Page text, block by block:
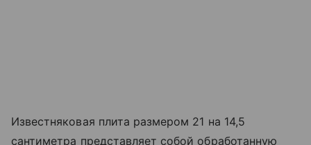
Известняковая плита размером 21 на 14,5
сантиметра представляет собой обработанную